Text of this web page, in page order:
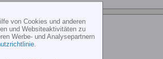
von Cookies und anderen
und Websiteaktivitäten zu
Werbe- und Analysepartnern